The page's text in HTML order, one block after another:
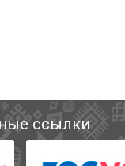
ссылки